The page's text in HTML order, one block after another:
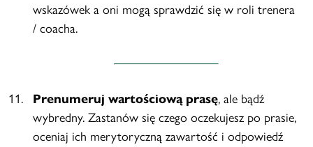
wskazówek a oni mogą sprawdzić się w roli trenera
/ coacha.
Prenumeruj wartościową prasę, ale bądź
wybredny. Zastanów się czego oczekujesz po prasie,
oceniaj ich merytoryczną zawartość i odpowiedź